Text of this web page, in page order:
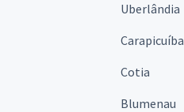
Uberlândia
Carapicuíba
Cotia
Blumenau